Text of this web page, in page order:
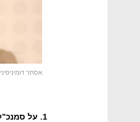
אסתר דומיניסיני
1. על סמנכ"ל הכספים הקודם ועל ההתנהלות הארגונית